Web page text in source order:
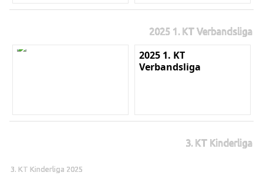
2025 1. KT Verbandsliga
2025 1. KT
Verbandsliga
3. KT Kinderliga
3. KT Kinderliga 2025